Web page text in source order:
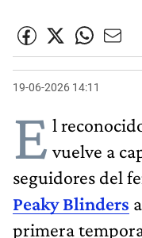
19-06-2026 14:11
E l
vuelve a
seguidores del
Peaky Blinders
primera